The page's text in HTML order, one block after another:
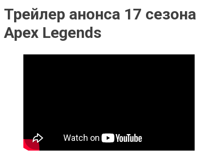
Трейлер анонса 17 сезона
Apex Legends